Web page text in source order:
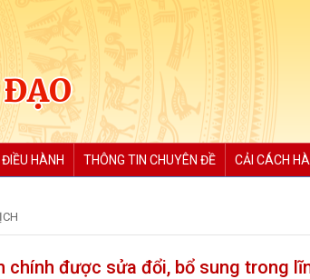
HÀNH THÔNG TIN CHUYÊN ĐỀ CẢI CÁCH
chính được sửa đổi, bổ sung trong